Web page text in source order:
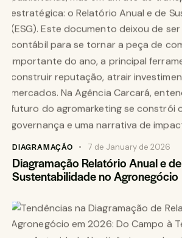
DIAGRAMAÇÃO 7 de January de 2026
Diagramação Relatório Anual e de
Sustentabilidade no Agronegócio